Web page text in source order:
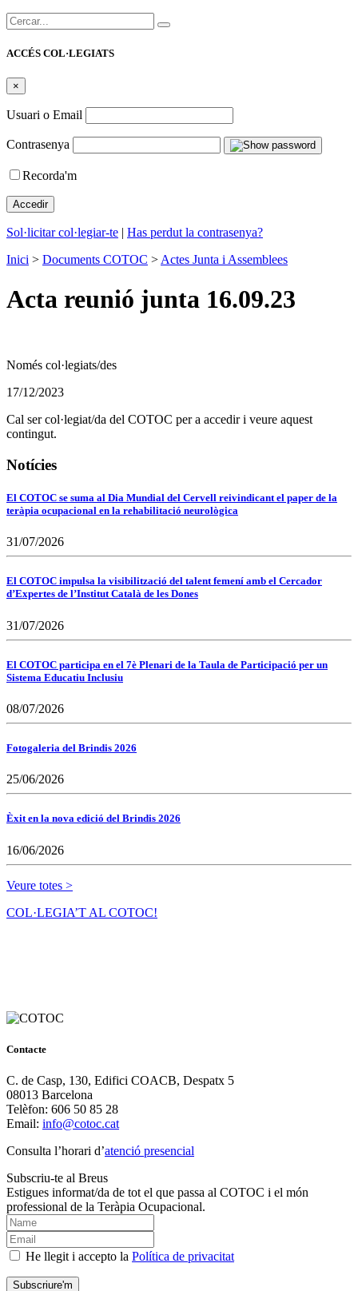
Cercar:
ACCÉS COL·LEGIATS
×
Usuari o Email
Contrasenya
Recorda'm
Sol·licitar col·legiar-te | Has perdut la contrasenya?
Inici > Documents COTOC > Actes Junta i Assemblees
Acta reunió junta 16.09.23
Només col·legiats/des
17/12/2023
Cal ser col·legiat/da del COTOC per a accedir i veure aquest
contingut.
Notícies
El COTOC se suma al Dia Mundial del Cervell reivindicant el paper de la
teràpia ocupacional en la rehabilitació neurològica
31/07/2026
El COTOC impulsa la visibilització del talent femení amb el Cercador
d’Expertes de l’Institut Català de les Dones
31/07/2026
El COTOC participa en el 7è Plenari de la Taula de Participació per un
Sistema Educatiu Inclusiu
08/07/2026
Fotogaleria del Brindis 2026
25/06/2026
Èxit en la nova edició del Brindis 2026
16/06/2026
Veure totes >
COL·LEGIA’T AL COTOC!
Contacte
C. de Casp, 130, Edifici COACB, Despatx 5
08013 Barcelona
Telèfon: 606 50 85 28
Email: info@cotoc.cat
Consulta l’horari d’atenció presencial
Subscriu-te al Breus
Estigues informat/da de tot el que passa al COTOC i el món
professional de la Teràpia Ocupacional.
He llegit i accepto la Política de privacitat